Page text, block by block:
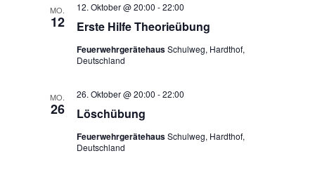
MO.
12 Erste Hilfe Theorieübung
12. Oktober @ 20:00 -22:00
FeuerwehrgerätehausSchulweg, Hardthof,
Deutschland
MO.
26 Löschübung
26. Oktober @ 20:00 -22:00
FeuerwehrgerätehausSchulweg, Hardthof,
Deutschland